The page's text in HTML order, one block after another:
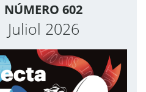
NÚMERO 602
Juliol 2026